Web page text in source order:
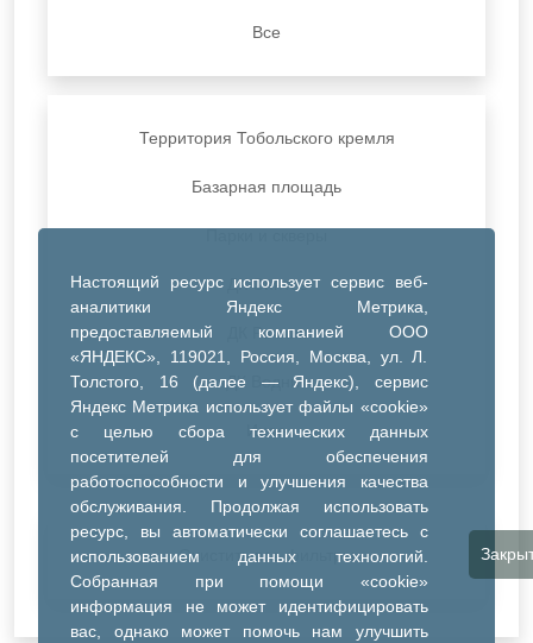
Настоящий ресурс использует сервис веб-
аналитики Яндекс Метрика,
предоставляемый компанией ООО
«ЯНДЕКС», 119021, Россия, Москва, ул. Л.
Толстого, 16 (далее — Яндекс), сервис
Яндекс Метрика использует файлы «cookie»
с целью сбора технических данных
посетителей для обеспечения
работоспособности и улучшения качества
обслуживания. Продолжая использовать
ресурс, вы автоматически соглашаетесь с
использованием данных технологий.
Собранная при помощи «cookie»
информация не может идентифицировать
вас, однако может помочь нам улучшить
Все
Территория Тобольского кремля
Базарная площадь
ДК Синтез
ДК Речник
ДК Водник
Иное
Очистить все фильтры